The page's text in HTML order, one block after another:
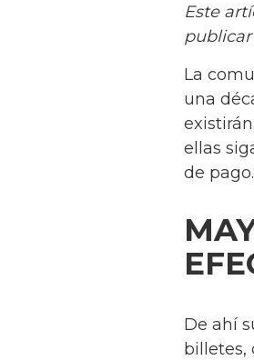
Este
La
una
ellas
de pago.
De ahí
billetes,